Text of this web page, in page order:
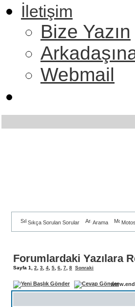
İletişim
Bize Yazın
Webmail
Sıkça Sorulan Sorular Arama
Forumlardaki Yazılara
Sayfa 1 2 3 4 5 6 7 8 Sonraki